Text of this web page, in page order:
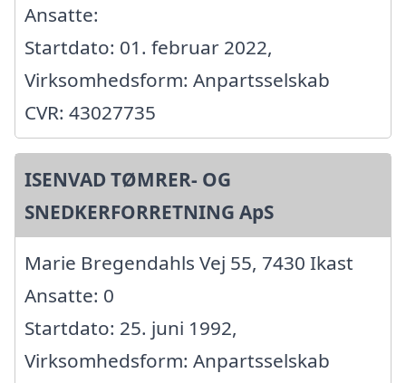
Ansatte:
Startdato: 01. februar 2022,
Virksomhedsform: Anpartsselskab
CVR: 43027735
ISENVAD TØMRER- OG
SNEDKERFORRETNING ApS
Marie Bregendahls Vej 55, 7430 Ikast
Ansatte: 0
Startdato: 25. juni 1992,
Virksomhedsform: Anpartsselskab